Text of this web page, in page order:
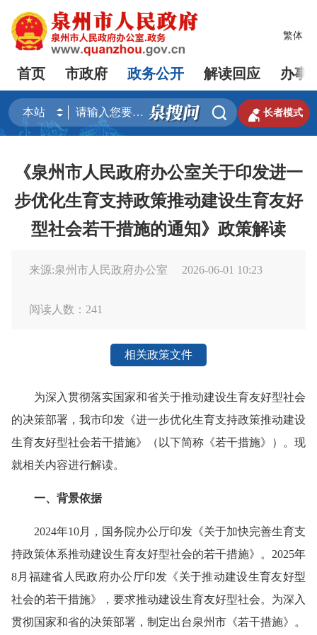
繁体
首页 市政府 政务公开 解读回应 办事
  长者模式
《泉州市人民政府办公室关于印发进一
步优化生育支持政策推动建设生育友好
型社会若干措施的通知》政策解读
来源:泉州市人民政府办公室 2026-06-01 10:23
阅读人数： 241
相关政策文件
为深入贯彻落实国家和省关于推动建设生育友好型社会
的决策部署，我市印发《进一步优化生育支持政策推动建设
生育友好型社会若干措施》（以下简称《若干措施》）。现
就相关内容进行解读。
一、背景依据
2024年10月，国务院办公厅印发《关于加快完善生育支
持政策体系推动建设生育友好型社会的若干措施》。2025年
8月福建省人民政府办公厅印发《关于推动建设生育友好型
社会的若干措施》，要求推动建设生育友好型社会。为深入
贯彻国家和省的决策部署，制定出台泉州市《若干措施》。